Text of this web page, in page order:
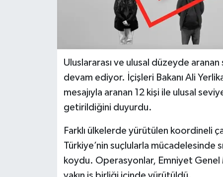
Uluslararası ve ulusal düzeyde
devam ediyor. İçişleri Bakanı Ali
mesajıyla aranan 12 kişi ile ulusal
getirildiğini duyurdu.
Farklı ülkelerde yürütülen koordineli
Türkiye’nin suçlularla mücadelesinde
koydu. Operasyonlar, Emniyet Genel
Köşe Yazıları